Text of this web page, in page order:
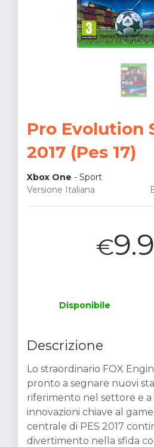
Pro Evolution
2017 (Pes 17)
Xbox One - Sport
Versione Italiana
€
Disponibile
Descrizione
Lo straordinario FOX
pronto a segnare nuovi
riferimento nel settore e
innovazioni chiave al
centrale di PES 2017
divertimento nella sfida